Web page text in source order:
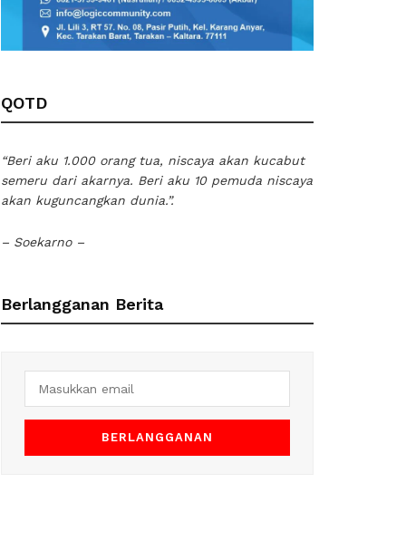
QOTD
“Beri aku 1.000 orang tua, niscaya akan kucabut
semeru dari akarnya. Beri aku 10 pemuda niscaya
akan kuguncangkan dunia.”.
– Soekarno –
Berlangganan Berita